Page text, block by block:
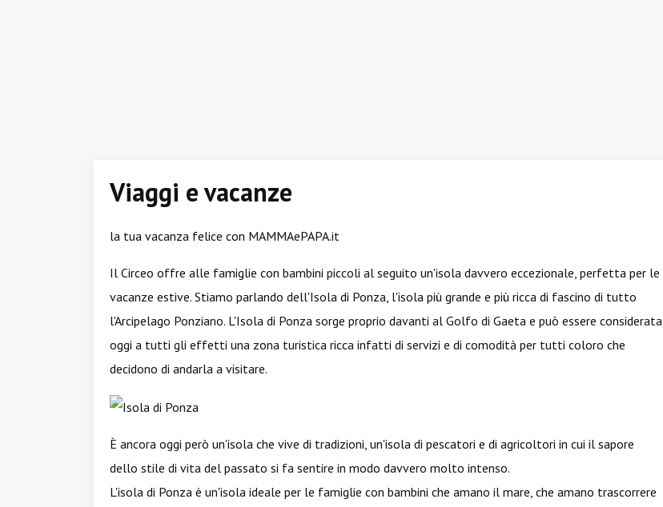
Viaggi e vacanze
la tua vacanza felice con MAMMAePAPA.it
Il Circeo offre alle famiglie con bambini piccoli al seguito un'isola davvero eccezionale, perfetta per le
vacanze estive. Stiamo parlando dell'Isola di Ponza, l'isola più grande e più ricca di fascino di tutto
l'Arcipelago Ponziano. L'Isola di Ponza sorge proprio davanti al Golfo di Gaeta e può essere considerata
oggi a tutti gli effetti una zona turistica ricca infatti di servizi e di comodità per tutti coloro che
decidono di andarla a visitare.
È ancora oggi però un'isola che vive di tradizioni, un'isola di pescatori e di agricoltori in cui il sapore
dello stile di vita del passato si fa sentire in modo davvero molto intenso.
L'isola di Ponza è un'isola ideale per le famiglie con bambini che amano il mare, che amano trascorrere